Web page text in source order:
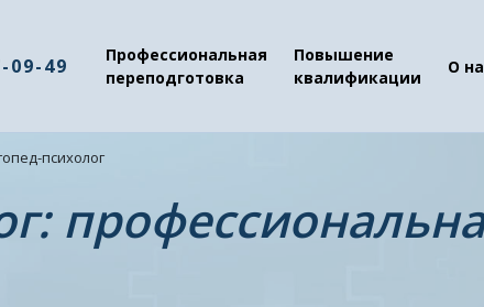
09-49
Профессиональная
переподготовка
Повышение
квалификации
О
психолог